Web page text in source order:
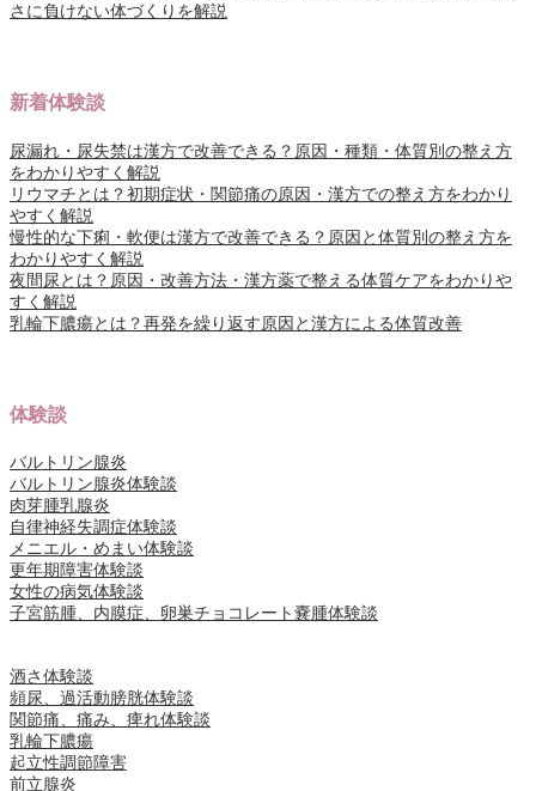
さに負けない体づくりを解説
新着体験談
尿漏れ・尿失禁は漢方で改善できる？原因・種類・体質別の整え方
をわかりやすく解説
リウマチとは？初期症状・関節痛の原因・漢方での整え方をわかり
やすく解説
慢性的な下痢・軟便は漢方で改善できる？原因と体質別の整え方を
わかりやすく解説
夜間尿とは？原因・改善方法・漢方薬で整える体質ケアをわかりや
すく解説
乳輪下膿瘍とは？再発を繰り返す原因と漢方による体質改善
体験談
バルトリン腺炎
バルトリン腺炎体験談
肉芽腫乳腺炎
自律神経失調症体験談
メニエル・めまい体験談
更年期障害体験談
女性の病気体験談
子宮筋腫、内膜症、卵巣チョコレート嚢腫体験談
酒さ体験談
頻尿、過活動膀胱体験談
関節痛、痛み、痺れ体験談
乳輪下膿瘍
起立性調節障害
前立腺炎